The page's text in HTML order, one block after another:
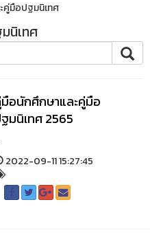
คู่มือปฐมนิเทศ
นิเทศ
อนักศึกษาและคู่มือ
มนิเทศ 2565
2022-09-11 15:27:45